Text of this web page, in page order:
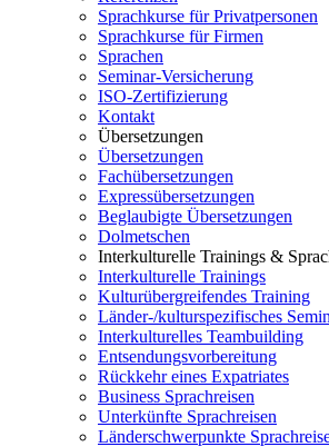
Sprachkurse für Privatpersonen
Sprachkurse für Firmen
Sprachen
Seminar-Versicherung
ISO-Zertifizierung
Kontakt
Übersetzungen
Übersetzungen
Fachübersetzungen
Expressübersetzungen
Beglaubigte Übersetzungen
Dolmetschen
Interkulturelle Trainings &
Interkulturelle Trainings
Kulturübergreifendes Training
Länder-/kulturspezifisches
Interkulturelles Teambuilding
Entsendungsvorbereitung
Rückkehr eines Expatriates
Business Sprachreisen
Unterkünfte Sprachreisen
Länderschwerpunkte